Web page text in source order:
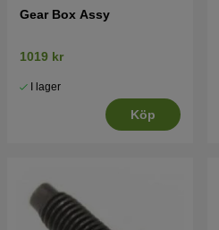
Gear Box Assy
1019 kr
I lager
Köp